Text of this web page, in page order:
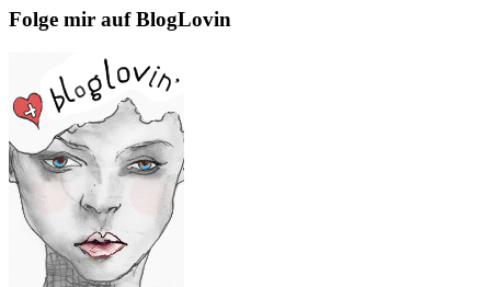
Folge mir auf BlogLovin